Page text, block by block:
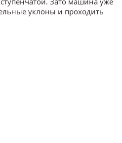
уклоны и проходить